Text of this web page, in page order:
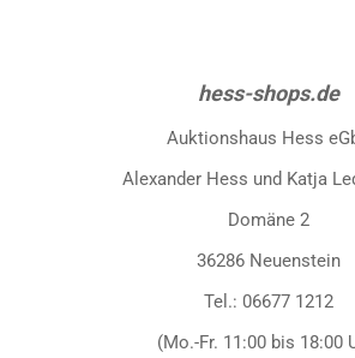
hess-shops.de
Auktionshaus Hess
Alexander Hess und Katja
Domäne 2
36286 Neuenstein
Tel.: 06677 1212
(Mo.-Fr. 11:00 bis 18:00